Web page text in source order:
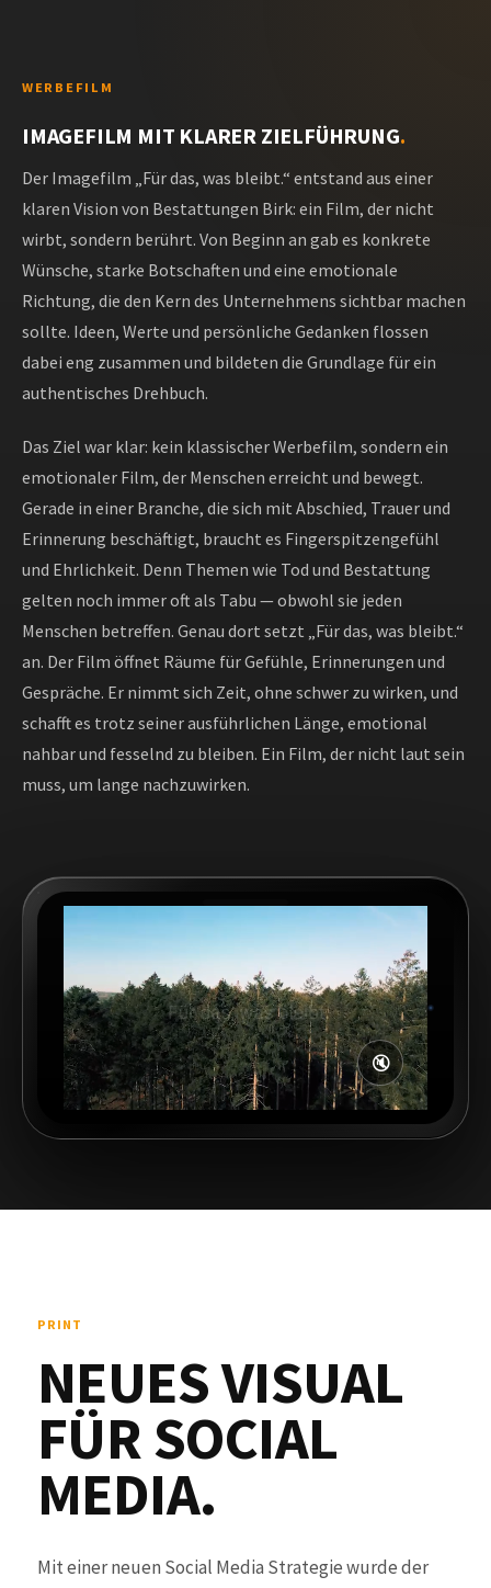
WERBEFILM
IMAGEFILM MIT KLARER ZIELFÜHRUNG.
Der Imagefilm „Für das, was bleibt.“ entstand aus einer
klaren Vision von Bestattungen Birk: ein Film, der nicht
wirbt, sondern berührt. Von Beginn an gab es konkrete
Wünsche, starke Botschaften und eine emotionale
Richtung, die den Kern des Unternehmens sichtbar machen
sollte. Ideen, Werte und persönliche Gedanken flossen
dabei eng zusammen und bildeten die Grundlage für ein
authentisches Drehbuch.
Das Ziel war klar: kein klassischer Werbefilm, sondern ein
emotionaler Film, der Menschen erreicht und bewegt.
Gerade in einer Branche, die sich mit Abschied, Trauer und
Erinnerung beschäftigt, braucht es Fingerspitzengefühl
und Ehrlichkeit. Denn Themen wie Tod und Bestattung
gelten noch immer oft als Tabu — obwohl sie jeden
Menschen betreffen. Genau dort setzt „Für das, was bleibt.“
an. Der Film öffnet Räume für Gefühle, Erinnerungen und
Gespräche. Er nimmt sich Zeit, ohne schwer zu wirken, und
schafft es trotz seiner ausführlichen Länge, emotional
nahbar und fesselnd zu bleiben. Ein Film, der nicht laut sein
muss, um lange nachzuwirken.
🔇
PRINT
NEUES VISUAL
FÜR SOCIAL
MEDIA.
Mit einer neuen Social Media Strategie wurde der